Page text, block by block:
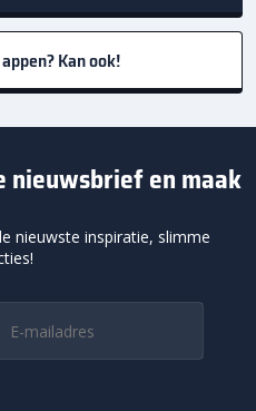
Kan ook!
nieuwsbrief en maak
nieuwste inspiratie, slimme